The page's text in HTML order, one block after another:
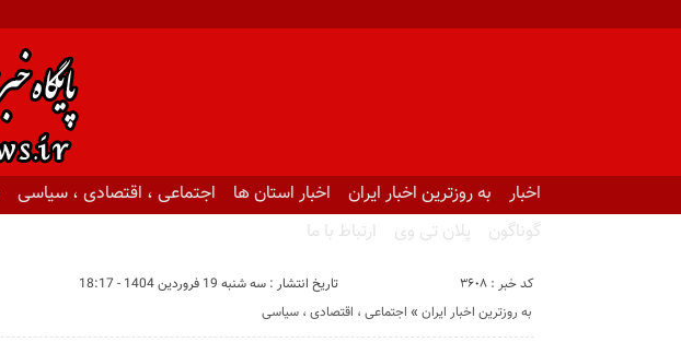
اخبار به روزترین اخبار ایران اخبار استان ها اجتماعی ، اقتصادی ، سیاسی
گوناگون
پلان تی وی ارتباط با ما
کد خبر : 3608
تاریخ انتشار : سه شنبه 19 فروردین 1404 - 18:17
اجتماعی ، اقتصادی ، سیاسی « به روزترین اخبار ایران